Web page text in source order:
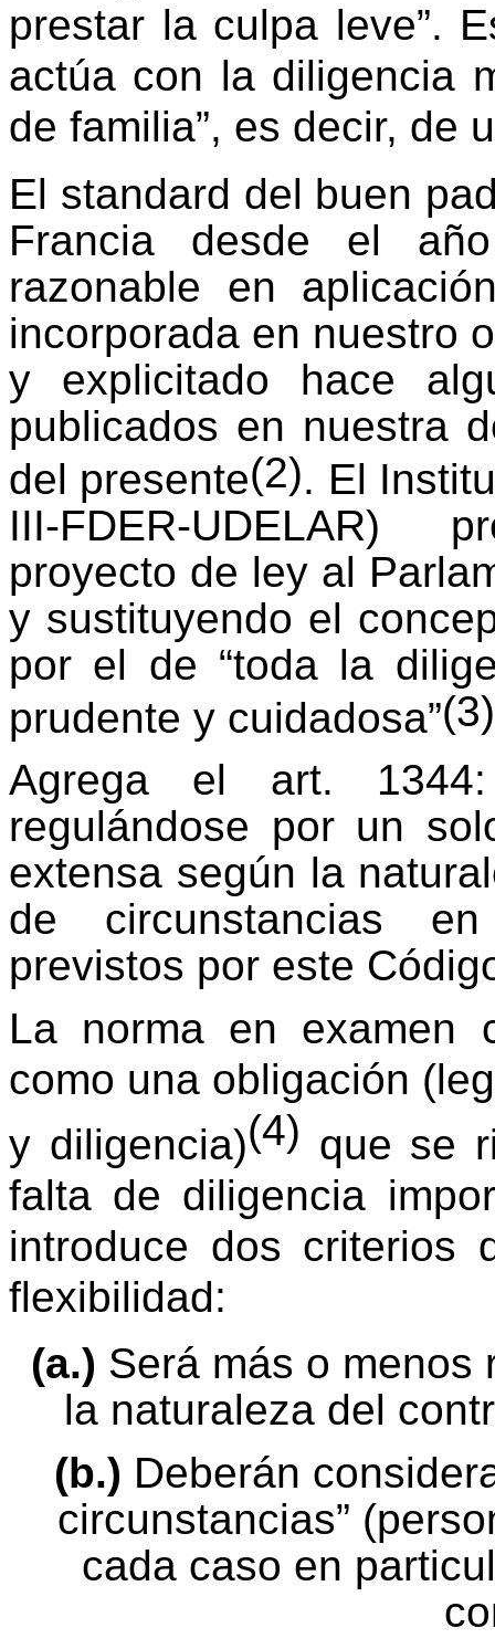
prestar la culpa leve”.
actúa con la diligencia
de familia”, es decir, de
El standard del buen
Francia desde el
razonable en
incorporada en nuestro
y explicitado hace
publicados en nuestra
del presente(2). El
III-FDER-UDELAR)
proyecto de ley al
y sustituyendo el
por el de “toda la
prudente y cuidadosa”(3)
Agrega el art. 1344:
regulándose por un
extensa según la
de circunstancias
previstos por este
La norma en examen
como una obligación
y diligencia)(4) que se
falta de diligencia
introduce dos criterios
flexibilidad:
(a.) Será más o menos
la naturaleza del
(b.) Deberán
circunstancias”
cada caso en